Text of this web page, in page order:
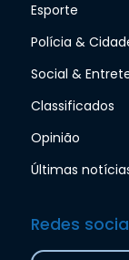
Esporte
Polícia &
Social &
Classificados
Opinião
Últimas
Redes